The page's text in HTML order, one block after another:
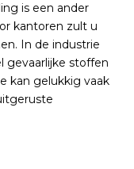
is een ander
kantoren zult u
In de industrie
stoffen
kan gelukkig vaak